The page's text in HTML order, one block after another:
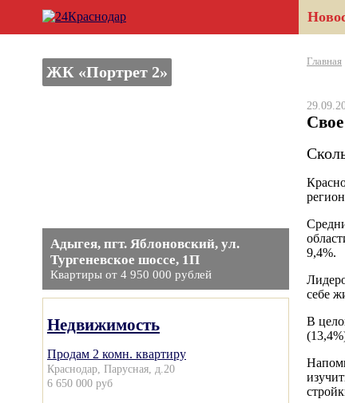
ЖК «Портрет 2»
Адыгея, пгт. Яблоновский, ул.
Тургеневское шоссе, 1П
Квартиры от 4 950 000 рублей
Недвижимость
Продам 2 комн. квартиру
Краснодар, Парусная, д.20
6 650 000 руб
Главная
9,4%.
себе
В